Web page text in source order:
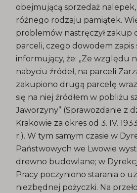
obejmującą sprzedaż nalepek,
różnego rodzaju pamiątek.
problemów nastręczył zakup
parceli, czego dowodem zapis
informujący, że: „Ze względu
nabyciu źródeł, na parceli
zakupiono drugą parcelę
się na niej źródłem w pobliżu
Jaworzyny” (Sprawozdanie z
Krakowie za okres od 3. IV.
r.). W tym samym czasie w
Państwowych we Lwowie
drewno budowlane; w
Pracy poczyniono starania o
niezbędnej pożyczki. Na